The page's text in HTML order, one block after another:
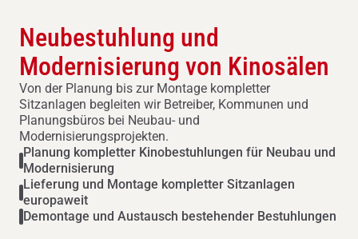
Neubestuhlung und
Modernisierung von Kinosälen
Von der Planung bis zur Montage kompletter
Sitzanlagen begleiten wir Betreiber, Kommunen und
Planungsbüros bei Neubau- und
Modernisierungsprojekten.
Planung kompletter Kinobestuhlungen für Neubau und
Modernisierung
Lieferung und Montage kompletter Sitzanlagen
europaweit
Demontage und Austausch bestehender Bestuhlungen